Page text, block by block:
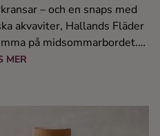
– och en snaps med
akvaviter, Hallands Fläder
på midsommarbordet.
dryckestradition.
MER